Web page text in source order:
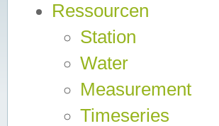
Ressourcen
Station
Water
Measurement
Timeseries